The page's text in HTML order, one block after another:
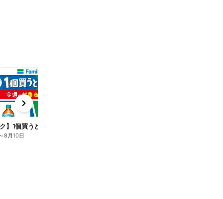
ク】1個買うと1個もらえる/麦茶
～8月10日
e
x
t